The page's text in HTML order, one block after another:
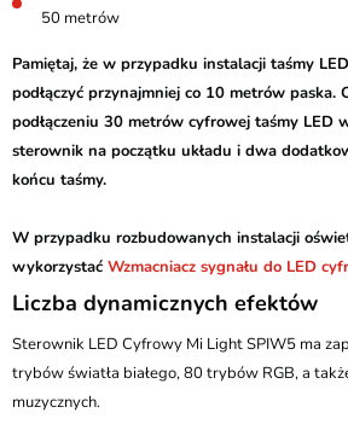
50 metrów
Pamiętaj, że w przypadku instalacji taśmy
podłączyć przynajmniej co 10 metrów paska.
podłączeniu 30 metrów cyfrowej taśmy LED
sterownik na początku układu i dwa
końcu taśmy.
W przypadku rozbudowanych instalacji
wykorzystać Wzmacniacz sygnału do LED
Liczba dynamicznych efektów
Sterownik LED Cyfrowy Mi Light SPIW5 ma
trybów światła białego, 80 trybów RGB, a
muzycznych.